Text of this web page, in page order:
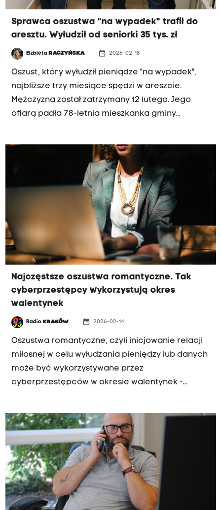
Sprawca oszustwa "na wypadek" trafił do
aresztu. Wyłudził od seniorki 35 tys. zł
Elżbieta RACZYŃSKA date_range 2026-02-18
Oszust, który wyłudził pieniądze "na wypadek",
najbliższe trzy miesiące spędzi w areszcie.
Mężczyzna został zatrzymany 12 lutego. Jego
ofiarą padła 78-letnia mieszkanka gminy
Najczęstsze oszustwa romantyczne. Tak
cyberprzestępcy wykorzystują okres
walentynek
Radio KRAKÓW date_range 2026-02-14
Oszustwa romantyczne, czyli inicjowanie relacji
miłosnej w celu wyłudzania pieniędzy lub danych
może być wykorzystywane przez
cyberprzestępców w okresie walentynek -
Cyberprzestępczości odnotowało 244 takie
przypadki.